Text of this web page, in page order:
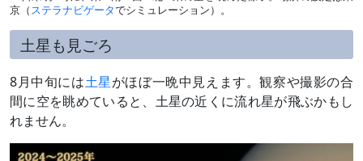
京（ステラナビゲータでシミュレーション）。
土星も見ごろ
8月中旬には土星がほぼ一晩中見えます。観察や撮影の合
間に空を眺めていると、土星の近くに流れ星が飛ぶかもし
れません。